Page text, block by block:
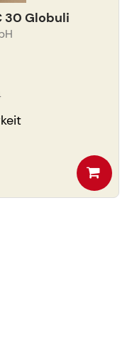
30 Globuli